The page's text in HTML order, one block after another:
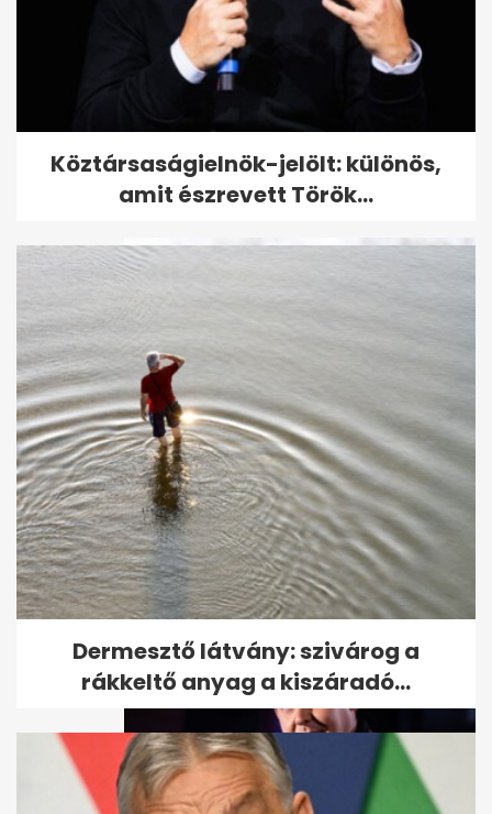
Geszler Dorottya lánya férjhez
ment: itt vannak az első fotók
Molnár Gusztáv reagált a
válása hírére
Köztársaságielnök-jelölt: különös,
amit észrevett Török...
Dermesztő látvány: szivárog a
rákkeltő anyag a kiszáradó...